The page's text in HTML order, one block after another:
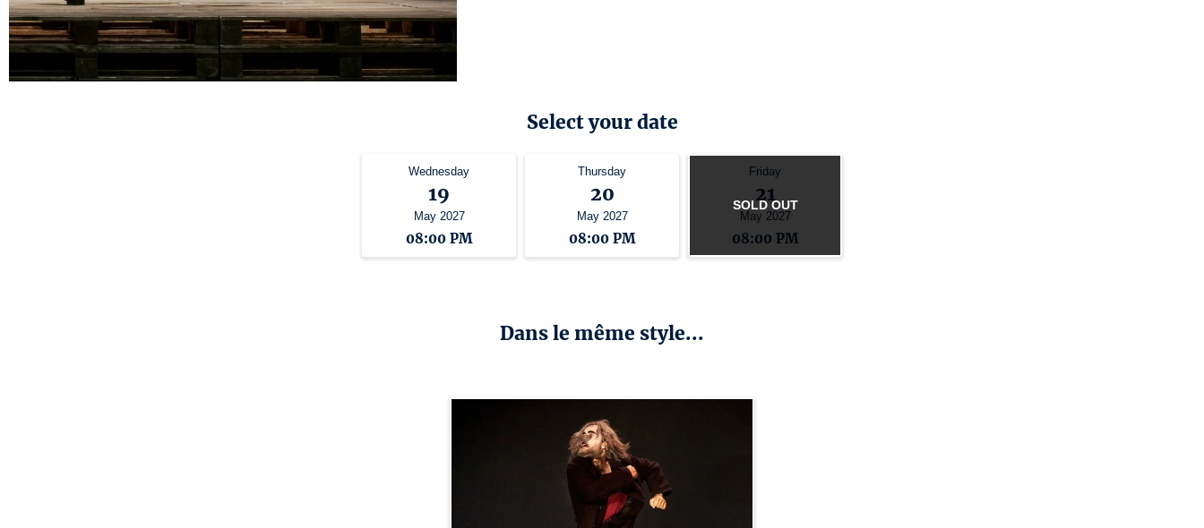
Select your date
Wednesday
19
May 2027
08:00 PM
Thursday
20
May 2027
08:00 PM
Friday
21
May 2027
08:00 PM
SOLD OUT
Dans le même style...